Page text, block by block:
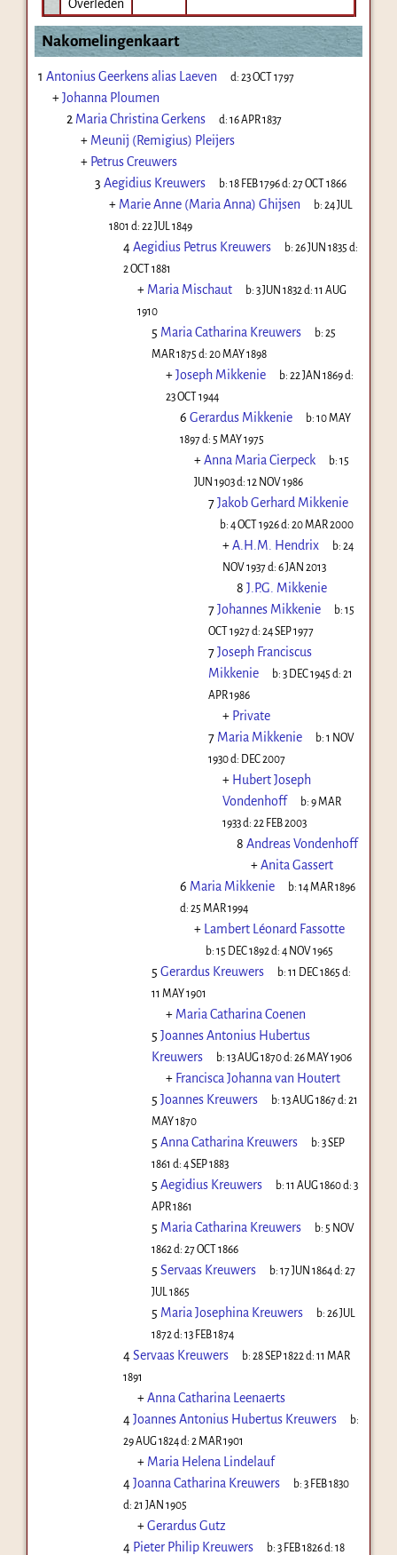
Overleden
Nakomelingenkaart
1 Antonius Geerkens alias Laeven d:23 OCT 1797
+Johanna Ploumen
2 Maria Christina Gerkens d:16 APR 1837
+ Meunij (Remigius) Pleijers
+ Petrus Creuwers
3 Aegidius Kreuwers b:18 FEB 1796d:27 OCT 1866
+ Marie Anne (Maria Anna) Ghijsen b:24 JUL
1801 d: 22 JUL 1849
4Aegidius Petrus Kreuwers b:26 JUN 1835 d:
2 OCT 1881
+ Maria Mischaut b:3 JUN 1832 d:11 AUG
1910
5 Maria Catharina Kreuwers b:25
MAR 1875 d: 20 MAY 1898
+Joseph Mikkenie b:22 JAN 1869d:
23 OCT 1944
6 Gerardus Mikkenie b:10 MAY
1897d: 5 MAY 1975
+Anna Maria Cierpeck b:15
JUN 1903d: 12 NOV 1986
7Jakob Gerhard Mikkenie
b:4 OCT 1926d:20 MAR 2000
+A.H.M. Hendrix b:24
NOV 1937d: 6 JAN 2013
8 J.P.G. Mikkenie
7Johannes Mikkenie b:15
OCT 1927d: 24 SEP 1977
7Joseph Franciscus
Mikkenie
b:3 DEC 1945 d:21
APR 1986
+ Private
7 Maria Mikkenie b:1 NOV
1930d: DEC 2007
+ Hubert Joseph
Vondenhoff
b:9 MAR
1933d: 22 FEB 2003
8 Andreas Vondenhoff
+Anita Gassert
6 Maria Mikkenie b:14 MAR 1896
d: 25 MAR 1994
+ Lambert Léonard Fassotte
b:15 DEC 1892 d:4 NOV 1965
5 Gerardus Kreuwers b:11 DEC 1865 d:
11 MAY 1901
+ Maria Catharina Coenen
5 Joannes Antonius Hubertus
Kreuwers
b:13 AUG 1870d:26 MAY 1906
+ Francisca Johanna van Houtert
5 Joannes Kreuwers b:13 AUG 1867d:21
MAY 1870
5 Anna Catharina Kreuwers b:3 SEP
1861 d: 4 SEP 1883
5 Aegidius Kreuwers b:11 AUG 1860d:3
APR 1861
5 Maria Catharina Kreuwers b: 5 NOV
1862 d: 27 OCT 1866
5 Servaas Kreuwers b:17 JUN 1864d:27
JUL 1865
5 Maria Josephina Kreuwers b:26 JUL
1872 d: 13 FEB 1874
4Servaas Kreuwers b:28 SEP 1822 d:11 MAR
1891
+Anna Catharina Leenaerts
4Joannes Antonius Hubertus Kreuwers
b:
29 AUG 1824d: 2 MAR 1901
+ Maria Helena Lindelauf
4Joanna Catharina Kreuwers b:3 FEB 1830
d: 21 JAN 1905
+Gerardus Gutz
4 Pieter Philip Kreuwers b:3 FEB 1826d:18